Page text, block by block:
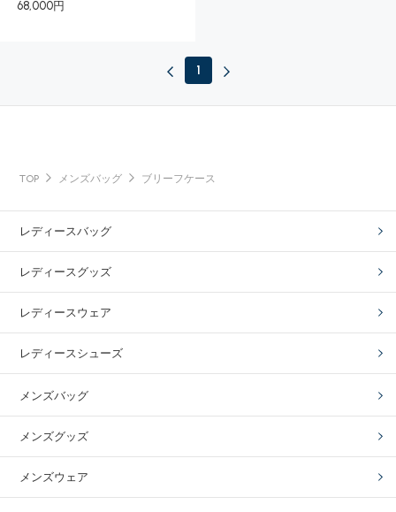
68,000円
1
TOP メンズバッグ ブリーフケース
レディースバッグ
レディースグッズ
レディースウェア
レディースシューズ
メンズバッグ
メンズグッズ
メンズウェア